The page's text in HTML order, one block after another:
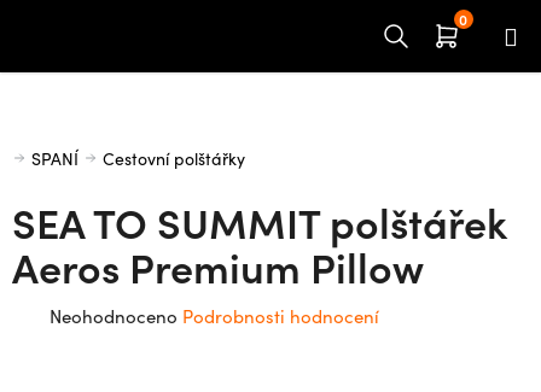
Domů
SPANÍ Cestovní polštářky
SEA TO SUMMIT polštářek
Aeros Premium Pillow
Průměrné
Neohodnoceno Podrobnosti hodnocení